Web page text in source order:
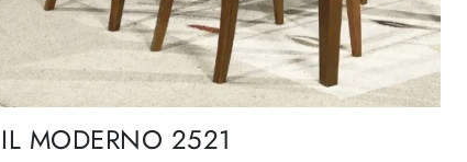
IL MODERNO 2521